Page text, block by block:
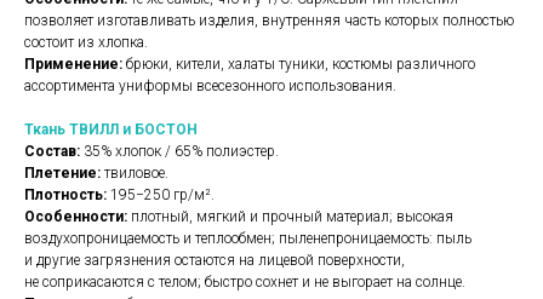
позволяет изготавливать изделия, внутренняя часть которых полностью
состоит из хлопка.
Применение: брюки, кители, халаты туники, костюмы различного
ассортимента униформы всесезонного использования.
Ткань ТВИЛЛ и БОСТОН
Состав: 35% хлопок / 65% полиэстер.
Плетение: твиловое.
Плотность: 195−250 гр/м².
Особенности: плотный, мягкий и прочный материал; высокая
воздухопроницаемость и теплообмен; пыленепроницаемость: пыль
и другие загрязнения остаются на лицевой поверхности,
не соприкасаются с телом; быстро сохнет и не выгорает на солнце.